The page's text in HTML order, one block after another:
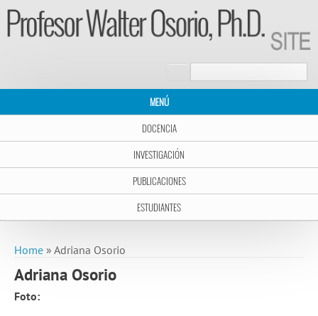
MENÚ
DOCENCIA
INVESTIGACIÓN
PUBLICACIONES
ESTUDIANTES
Home » Adriana Osorio
Adriana Osorio
Foto: